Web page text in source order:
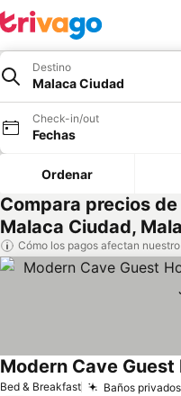
Destino
Malaca Ciudad
Check-in/out
Fechas
Ordenar
Compara precios
Malaca Ciudad,
Cómo los pagos afectan
Bed & Breakfast Baños